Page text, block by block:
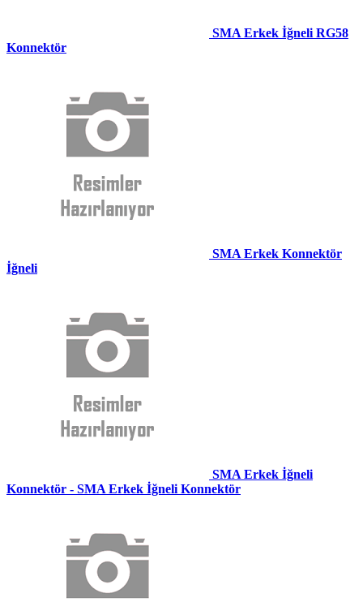
SMA Erkek İğneli RG58
Konnektör
SMA Erkek Konnektör
İğneli
SMA Erkek İğneli
Konnektör - SMA Erkek İğneli Konnektör